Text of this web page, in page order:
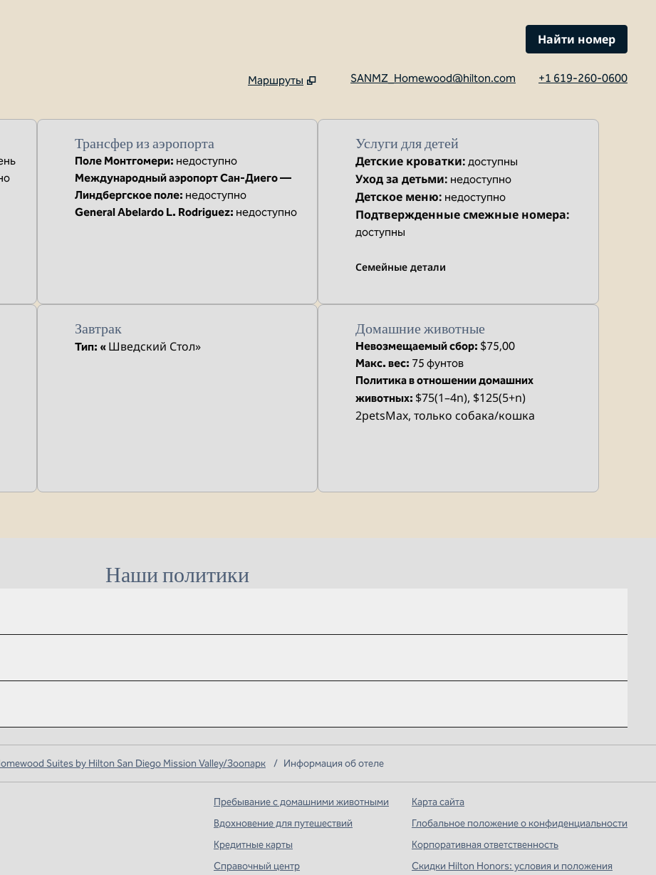
Найти номер
Маршруты
SANMZ_Homewood@hilton.com +1 619-260-0600
Трансфер из аэропорта
Поле Монтгомери: недоступно
Международный аэропорт Сан-Диего —
Линдбергское поле: недоступно
General Abelardo L. Rodriguez: недоступно
Услуги для детей
Детские кроватки: доступны
Уход за детьми: недоступно
Детское меню: недоступно
Подтвержденные смежные номера:
доступны
Семейные детали
Завтрак
Тип: « Шведский Стол»
Домашние животные
Невозмещаемый сбор: $75,00
Макс. вес: 75 фунтов
Политика в отношении домашних
животных: $75(1–4n), $125(5+n)
2petsMax, только собака/кошка
Наши политики
Suites by Hilton San Diego Mission Valley/Зоопарк / Информация об отеле
Пребывание с домашними животными
Вдохновение для путешествий
Кредитные карты
Справочный центр
Карта сайта
Глобальное положение о конфиденциальности
Корпоративная ответственность
Скидки Hilton Honors: условия и положения